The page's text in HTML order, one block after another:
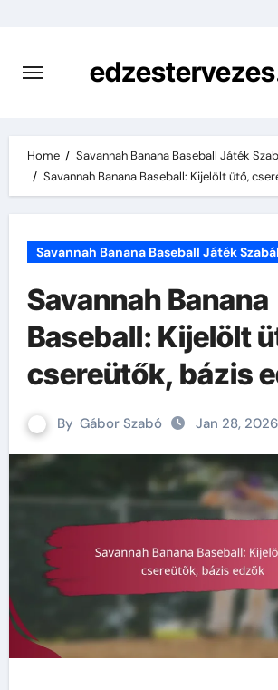
content
Home
Savannah Banana Baseball Játék
Savannah Banana Baseball: Kijelölt ütő,
Savannah Banana Baseball Játék
Savannah Banana
Baseball: Kijelölt
csereütők, bázis
By Gábor Szabó Jan 28, 2026